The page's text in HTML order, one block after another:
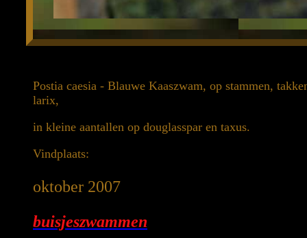
Postia caesia - Blauwe Kaaszwam, op stammen,
larix,
in kleine aantallen op douglasspar en taxus.
Vindplaats:
oktober 2007
buisjeszwammen